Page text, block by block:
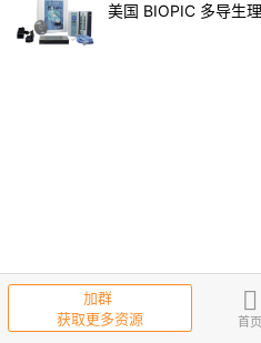
美国 BIOPIC 多导生
加群
获取更多资源
首页